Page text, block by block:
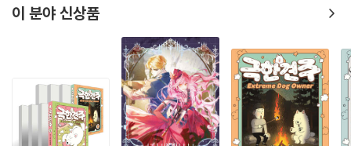
이 분야 신상품